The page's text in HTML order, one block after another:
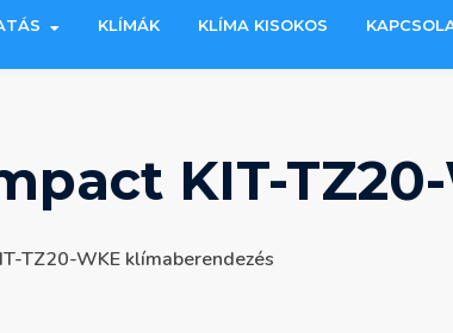
KLÍMÁK KLÍMA KISOKOS
KIT-
TZ20-WKE klímaberendezés